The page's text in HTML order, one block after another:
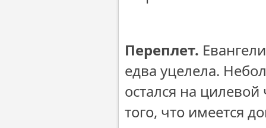
Переплет.
едва уцелела.
остался на
того, что имеется